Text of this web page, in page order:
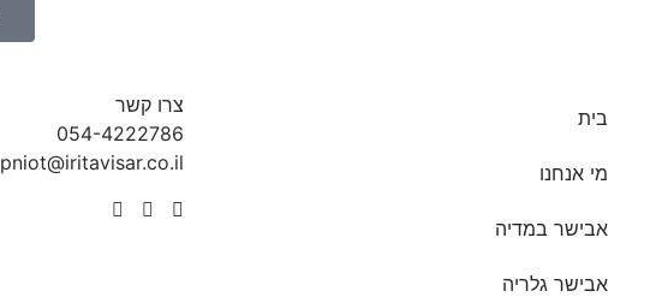
בית
מי אנחנו
אבישר במדיה
אבישר גלריה
צרו קשר
054-4222786
pniot@iritavisar.co.il